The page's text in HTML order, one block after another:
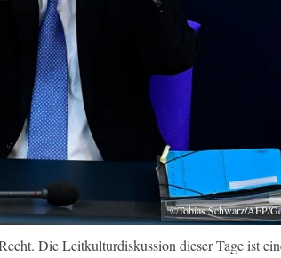
©Tobias Schwarz/AFP/
Die Leitkulturdiskussion dieser Tage ist